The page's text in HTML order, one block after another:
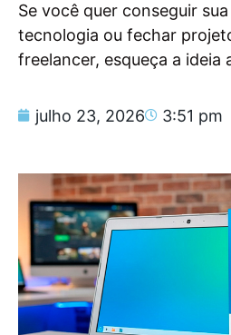
Se você quer conseguir
tecnologia ou fechar
freelancer, esqueça a ideia
julho 23, 2026 3:51 pm